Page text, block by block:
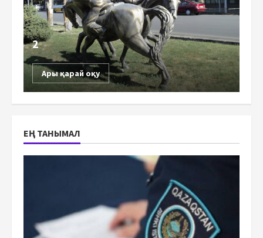
2
Ары қарай оқу
ЕҢ ТАНЫМАЛ